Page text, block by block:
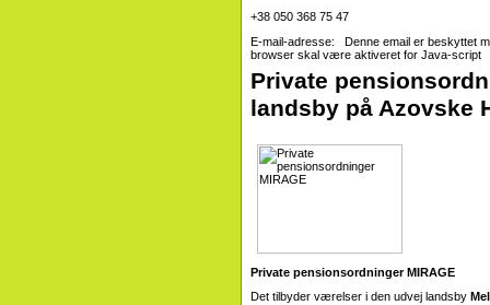
+38 050 368 75 47
E-mail-adresse: Denne email er beskyttet
browser skal være aktiveret for Java-script
Private
landsby på Azovske
Private pensionsordninger MIRAGE
Det tilbyder værelser i den udvej landsby